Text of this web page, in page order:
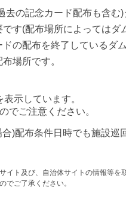
の記念カード配布も含む)
す(配布場所によっては
の配布を終了しているダム
場所です。
示しています。
でご注意ください。
)配布条件日時でも施設巡
イト及び、自治体サイトの情報等を
でご了承ください。